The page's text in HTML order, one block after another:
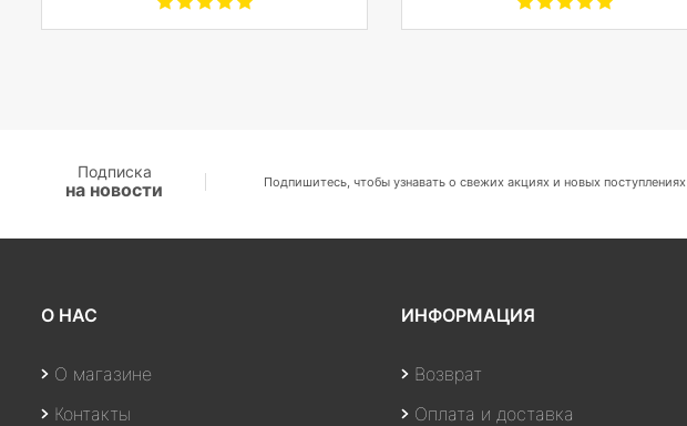
DP, Tilt, Speakers, 3Y, Black
Подписка
на новости Подпишитесь, чтобы узнавать о свежих акциях и новых поступлениях
О НАС
О магазине
Контакты
ИНФОРМАЦИЯ
Возврат
Оплата и доставка